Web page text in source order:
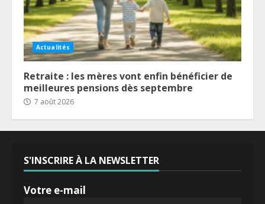
Actualités
Retraite : les mères vont enfin bénéficier de
meilleures pensions dès septembre
7 août 2026
S'INSCRIRE À LA NEWSLETTER
Votre e-mail